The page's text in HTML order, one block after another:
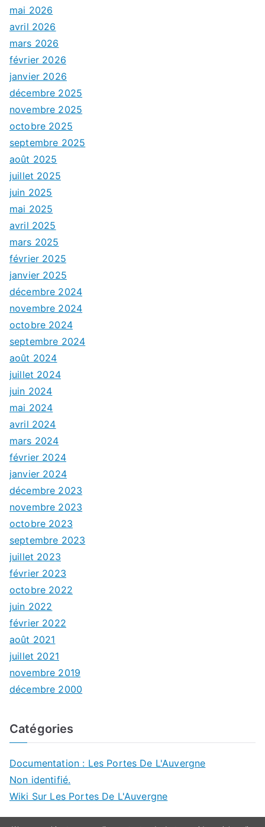
mai 2026
avril 2026
mars 2026
février 2026
janvier 2026
décembre 2025
novembre 2025
octobre 2025
septembre 2025
août 2025
juillet 2025
juin 2025
mai 2025
avril 2025
mars 2025
février 2025
janvier 2025
décembre 2024
novembre 2024
octobre 2024
septembre 2024
août 2024
juillet 2024
juin 2024
mai 2024
avril 2024
mars 2024
février 2024
janvier 2024
décembre 2023
novembre 2023
octobre 2023
septembre 2023
juillet 2023
février 2023
octobre 2022
juin 2022
février 2022
août 2021
juillet 2021
novembre 2019
décembre 2000
Catégories
Documentation : Les Portes De L'Auvergne
Non identifié.
Wiki Sur Les Portes De L'Auvergne